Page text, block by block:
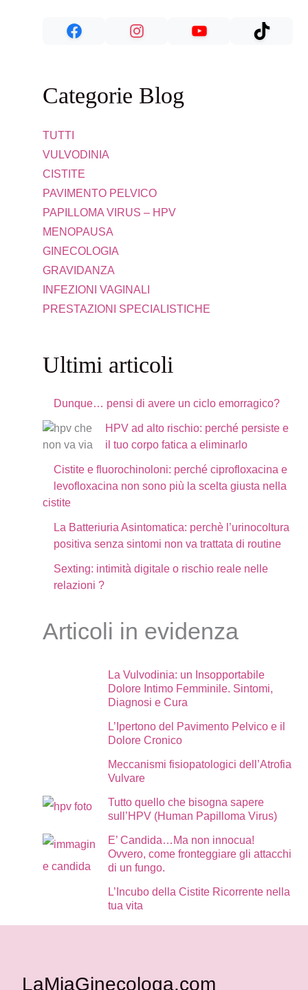
Categorie Blog
TUTTI
VULVODINIA
CISTITE
PAVIMENTO PELVICO
PAPILLOMA VIRUS – HPV
MENOPAUSA
GINECOLOGIA
GRAVIDANZA
INFEZIONI VAGINALI
PRESTAZIONI SPECIALISTICHE
Ultimi articoli
Dunque… pensi di avere un ciclo emorragico?
HPV ad alto rischio: perché persiste e
il tuo corpo fatica a eliminarlo
Cistite e fluorochinoloni: perché ciprofloxacina e
levofloxacina non sono più la scelta giusta nella
cistite
La Batteriuria Asintomatica: perchè l’urinocoltura
positiva senza sintomi non va trattata di routine
Sexting: intimità digitale o rischio reale nelle
relazioni ?
Articoli in evidenza
La Vulvodinia: un Insopportabile
Dolore Intimo Femminile. Sintomi,
Diagnosi e Cura
L’Ipertono del Pavimento Pelvico e il
Dolore Cronico
Meccanismi fisiopatologici dell’Atrofia
Vulvare
Tutto quello che bisogna sapere
sull’HPV (Human Papilloma Virus)
E’ Candida…Ma non innocua!
Ovvero, come fronteggiare gli attacchi
di un fungo.
L’Incubo della Cistite Ricorrente nella
tua vita
LaMiaGinecologa.com